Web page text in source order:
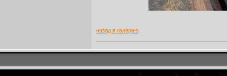
назад в галерею